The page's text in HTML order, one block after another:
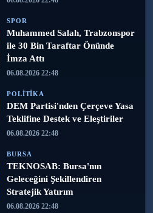
SPOR
Muhammed Salah, Trabzonspor
ile 30 Bin Taraftar Önünde
İmza Attı
06.08.2026 22:48
POLITIKA
DEM Partisi'nden Çerçeve Yasa
Teklifine Destek ve Eleştiriler
06.08.2026 22:48
BURSA
TEKNOSAB: Bursa'nın
Geleceğini Şekillendiren
Stratejik Yatırım
06.08.2026 22:48